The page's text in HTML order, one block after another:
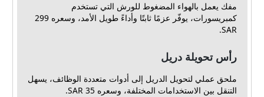
مفك يعمل بالهواء المضغوط للورش التي تستخدم
كمبريسورات، يوفّر عزمًا ثابتًا وأداءً طويل الأمد، وسعره 299
SAR.
رأس تحويلة دريل
ملحق عملي لتحويل الدريل إلى أدوات متعددة الوظائف، يسهل
التنقل بين الاستخدامات المختلفة، وسعره 35 SAR.